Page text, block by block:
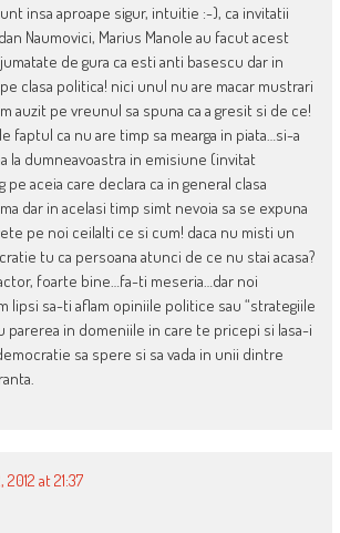
insa aproape sigur, intuitie :-), ca invitatii
Naumovici, Marius Manole au facut acest
de gura ca esti anti basescu dar in
clasa politica! nici unul nu are macar mustrari
auzit pe vreunul sa spuna ca a gresit si de ce!
faptul ca nu are timp sa mearga in piata…si-a
la dumneavoastra in emisiune (invitat
aceia care declara ca in general clasa
dar in acelasi timp simt nevoia sa se expuna
pe noi ceilalti ce si cum! daca nu misti un
tu ca persoana atunci de ce nu stai acasa?
foarte bine…fa-ti meseria…dar noi
lipsi sa-ti aflam opiniile politice sau “strategiile
parerea in domeniile in care te pricepi si lasa-i
sa spere si sa vada in unii dintre
at 21:37